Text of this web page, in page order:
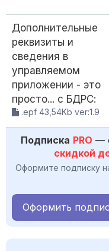
Дополнительные
реквизиты и
сведения в
управляемом
приложении - это
просто... с БДРС:
.epf 43,54Kb ver:1.9
Подписка PRO —
скидкой
Оформите подписку
Оформить